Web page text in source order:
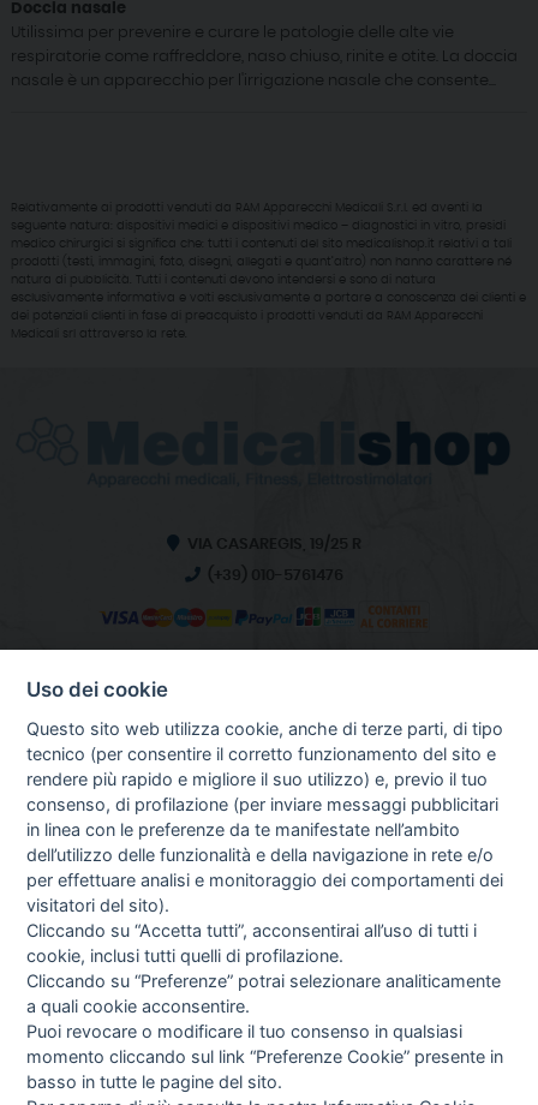
Doccia nasale
Utilissima per prevenire e curare le patologie delle alte vie
respiratorie come raffreddore, naso chiuso, rinite e otite. La doccia
nasale è un apparecchio per l'irrigazione nasale che consente...
Relativamente ai prodotti venduti da RAM Apparecchi Medicali S.r.l. ed aventi la
seguente natura: dispositivi medici e dispositivi medico – diagnostici in vitro, presidi
medico chirurgici si significa che: tutti i contenuti del sito medicalishop.it relativi a tali
prodotti (testi, immagini, foto, disegni, allegati e quant’altro) non hanno carattere né
natura di pubblicità. Tutti i contenuti devono intendersi e sono di natura
esclusivamente informativa e volti esclusivamente a portare a conoscenza dei clienti e
dei potenziali clienti in fase di preacquisto i prodotti venduti da RAM Apparecchi
Medicali srl attraverso la rete.
VIA CASAREGIS, 19/25 R
(+39) 010-5761476
HOME
CHI SIAMO
NOTIZIE
CONTATTI
GUIDA AGLI ACQUISTI
PROCEDURA DI ACQUISTO
PAGAMENTI
DIRITTO DI RECESSO
SPEDIZIONI E COSTI
GESTIONE RESI
NEWSLETTER
Uso dei cookie
Questo sito web utilizza cookie, anche di terze parti, di tipo
tecnico (per consentire il corretto funzionamento del sito e
rendere più rapido e migliore il suo utilizzo) e, previo il tuo
consenso, di profilazione (per inviare messaggi pubblicitari
in linea con le preferenze da te manifestate nell’ambito
dell’utilizzo delle funzionalità e della navigazione in rete e/o
per effettuare analisi e monitoraggio dei comportamenti dei
visitatori del sito).
Cliccando su “Accetta tutti”, acconsentirai all’uso di tutti i
cookie, inclusi tutti quelli di profilazione.
Cliccando su “Preferenze” potrai selezionare analiticamente
a quali cookie acconsentire.
Puoi revocare o modificare il tuo consenso in qualsiasi
momento cliccando sul link “Preferenze Cookie” presente in
basso in tutte le pagine del sito.